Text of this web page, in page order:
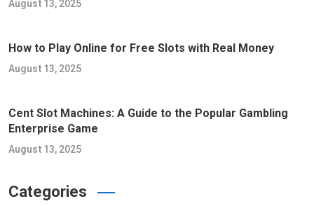
August 13, 2025
How to Play Online for Free Slots with Real Money
August 13, 2025
Cent Slot Machines: A Guide to the Popular Gambling
Enterprise Game
August 13, 2025
Categories